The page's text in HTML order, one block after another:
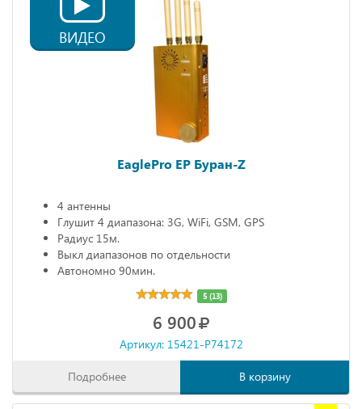
ВИДЕО
EaglePro EP Буран-Z
4 антенны
Глушит 4 диапазона: 3G, WiFi, GSM, GPS
Радиус 15м.
Выкл диапазонов по отдельности
Автономно 90мин.
5 (13)
6 900
Артикул: 15421-P74172
Подробнее В корзину